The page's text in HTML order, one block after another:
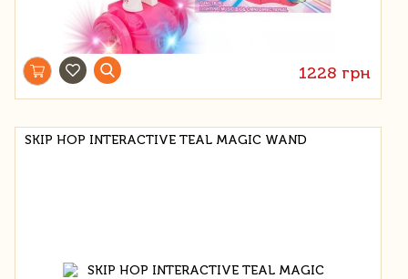
1228 грн
SKIP HOP INTERACTIVE TEAL MAGIC WAND